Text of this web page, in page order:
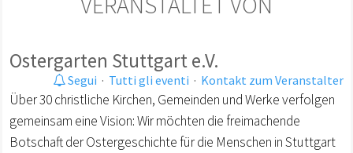
Ostergarten Stuttgart e.V.
Segui · Tutti gli eventi · Kontakt zum Veranstalter
Über 30 christliche Kirchen, Gemeinden und Werke verfolgen
gemeinsam eine Vision: Wir möchten die freimachende
Botschaft der Ostergeschichte für die Menschen in Stuttgart